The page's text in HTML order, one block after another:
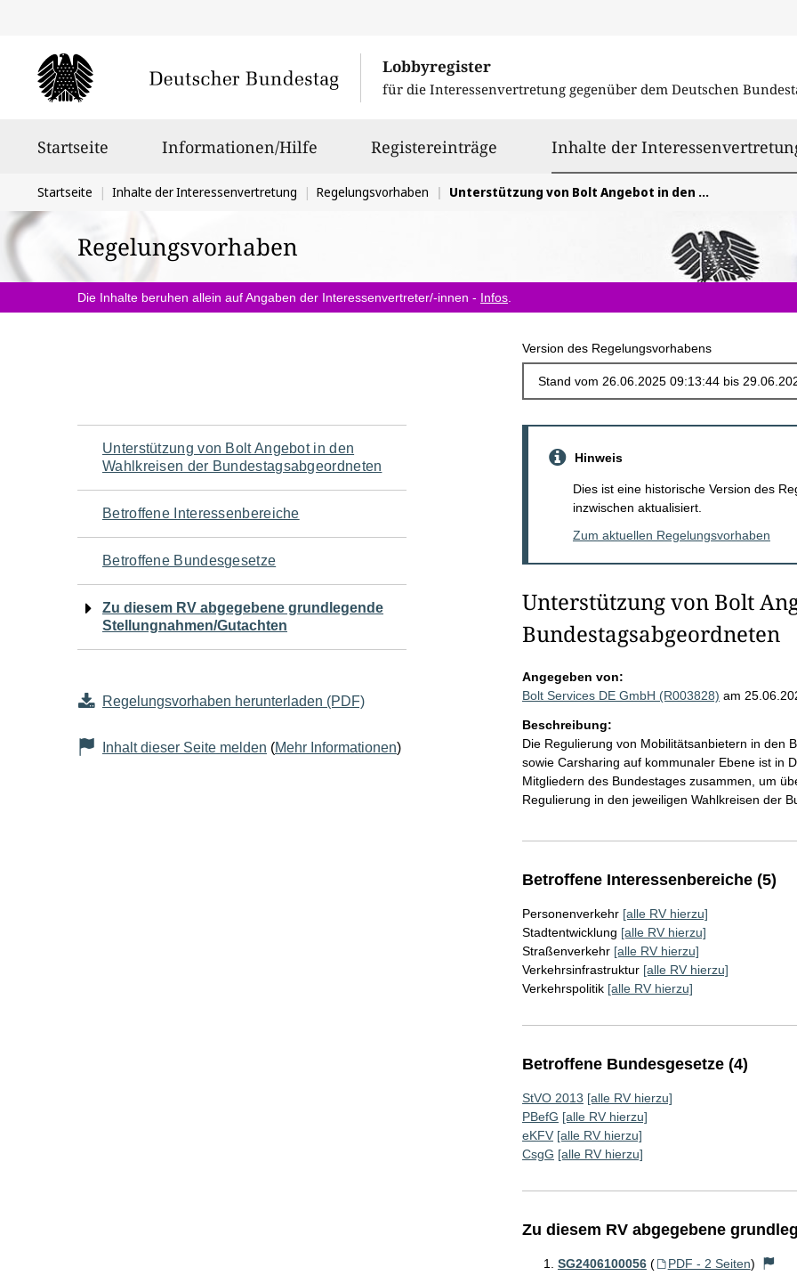
Lobbyregister
für die Interessenvertretung gegenüber dem Deutschen
Startseite Informationen/Hilfe Registereinträge Inhalte der
Sie
befinden
sich
hier:
Startseite Inhalte der Interessenvertretung Regelungsvorhaben Unterstützung von Bolt Angebot in den Wahlkreisen der Bundestagsabgeordneten
Regelungsvorhaben
Die Inhalte beruhen allein auf Angaben der Interessenvertreter/-innen - Infos
Version des Regelungsvorhabens
Navigation
für
den
Seiteninhalt
Unterstützung von Bolt Angebot in den
Wahlkreisen der Bundestagsabgeordneten
Betroffene Interessenbereiche
Betroffene Bundesgesetze
Zu diesem RV abgegebene grundlegende
Stellungnahmen/Gutachten
Regelungsvorhaben herunterladen (PDF)
Inhalt dieser Seite melden (Mehr Informationen)
Hinweis
Dies ist eine historische Version des
inzwischen aktualisiert.
Zum aktuellen Regelungsvorhaben
Unterstützung von Bolt
Bundestagsabgeordneten
Angegeben von:
Bolt Services DE GmbH (R003828) am
Beschreibung:
Die Regulierung von Mobilitätsanbietern in den
sowie Carsharing auf kommunaler Ebene ist in
Mitgliedern des Bundestages zusammen, um
Regulierung in den jeweiligen Wahlkreisen der
Betroffene Interessenbereiche (5)
Personenverkehr [alle RV hierzu]
Stadtentwicklung [alle RV hierzu]
Straßenverkehr [alle RV hierzu]
Verkehrsinfrastruktur [alle RV hierzu]
Verkehrspolitik [alle RV hierzu]
Betroffene Bundesgesetze (4)
StVO 2013 [alle RV hierzu]
PBefG [alle RV hierzu]
eKFV [alle RV hierzu]
CsgG [alle RV hierzu]
Zu diesem RV abgegebene
SG2406100056 ( PDF - 2 Seiten)